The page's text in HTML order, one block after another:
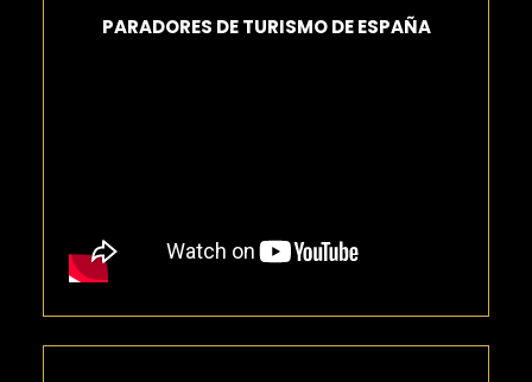
PARADORES DE TURISMO DE ESPAÑA